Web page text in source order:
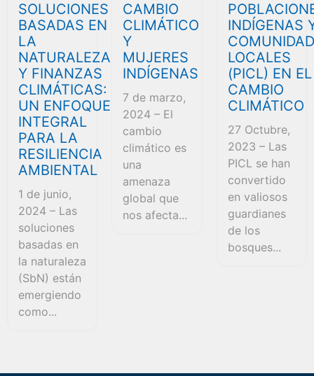
SOLUCIONES
BASADAS EN
LA
NATURALEZA
Y FINANZAS
CLIMÁTICAS:
UN ENFOQUE
INTEGRAL
PARA LA
RESILIENCIA
AMBIENTAL
1 de junio,
2024 – Las
soluciones
basadas en
la naturaleza
(SbN) están
emergiendo
como...
CAMBIO
CLIMÁTICO
Y
MUJERES
INDÍGENAS
7 de marzo,
2024 – El
cambio
climático es
una
amenaza
global que
nos afecta...
INDÍGENAS
LOCALES
(PICL) EN EL
CAMBIO
CLIMÁTICO
27 Octubre,
2023 – Las
PICL se han
convertido
en valiosos
guardianes
de los
bosques...